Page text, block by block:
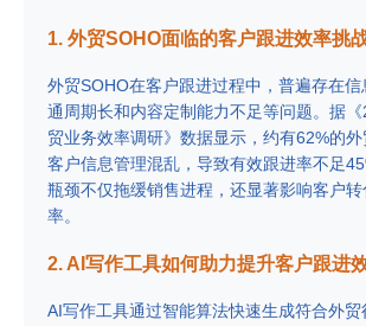
1. 外贸SOHO面临的客户跟进效率挑
外贸SOHO在客户跟进过程中，普遍存在信
通周期长和内容定制能力不足等问题。据
贸业务效率调研》数据显示，约有62%的
客户信息管理混乱，导致有效跟进率不足
瓶颈不仅拖缓销售进程，还显著影响客户
率。
2. AI写作工具如何助力提升客户跟进
AI写作工具通过智能算法快速生成符合外